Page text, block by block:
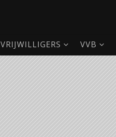
VRIJWILLIGERS VVB